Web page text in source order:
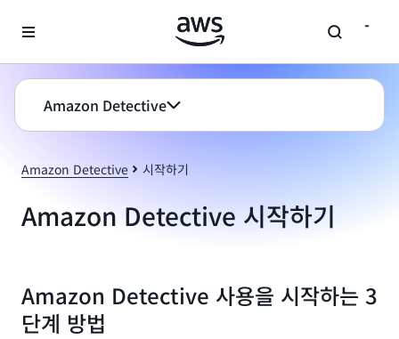
Amazon Detective
Amazon Detective 시작하기
Amazon Detective 시작하기
Amazon Detective 사용을 시작하는 3
단계 방법